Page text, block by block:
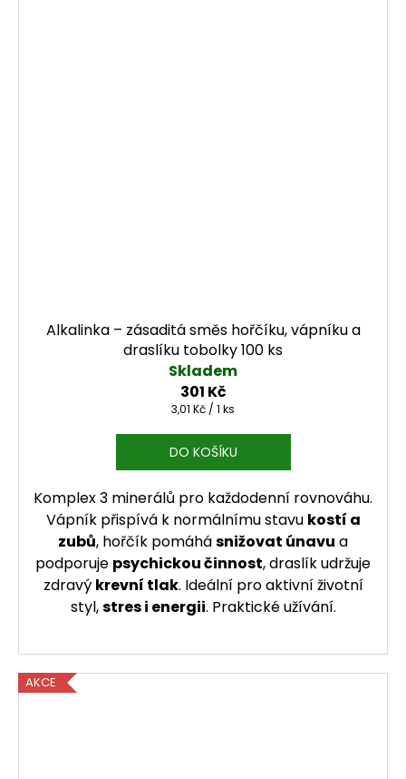
Alkalinka – zásaditá směs hořčíku, vápníku a
draslíku tobolky 100 ks
Skladem
301 Kč
Měrná cena:
3,01 Kč / 1 ks
DO KOŠÍKU
Komplex 3 minerálů pro každodenní rovnováhu.
Vápník přispívá k normálnímu stavu kostí a
zubů, hořčík pomáhásnižovat únavu a
podporuje psychickou činnost, draslík udržuje
zdravý krevní tlak. Ideální pro aktivní životní
styl,stres i energii. Praktické užívání.
AKCE